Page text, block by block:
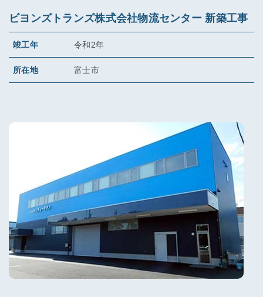
ビヨンズトランズ株式会社物流センター 新築工事
竣工年 令和2年
所在地 富士市